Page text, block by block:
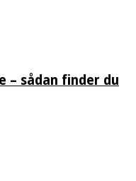
– sådan finder du